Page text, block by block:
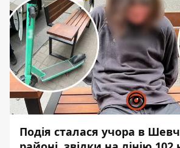
Подія сталася учора в